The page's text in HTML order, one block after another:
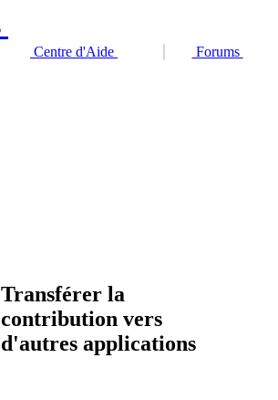
Centre d'Aide
Forums
Transférer la
contribution vers
d'autres applications